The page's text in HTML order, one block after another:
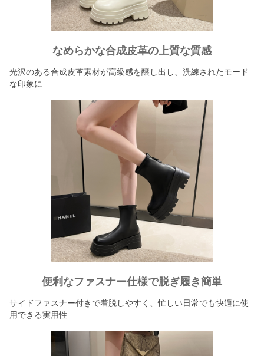
なめらかな合成皮革の上質な質感
光沢のある合成皮革素材が高級感を醸し出し、洗練されたモード
な印象に
便利なファスナー仕様で脱ぎ履き簡単
サイドファスナー付きで着脱しやすく、忙しい日常でも快適に使
用できる実用性